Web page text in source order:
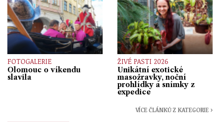
FOTOGALERIE
Olomouc o víkendu
slavila
ŽIVÉ PASTI 2026
Unikátní exotické
masožravky, noční
prohlídky a snímky z
expedice
VÍCE ČLÁNKŮ Z KATEGORIE ›